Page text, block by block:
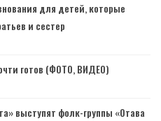
для детей, которые
и сестер
готов (ФОТО, ВИДЕО)
выступят фолк-группы «Отава